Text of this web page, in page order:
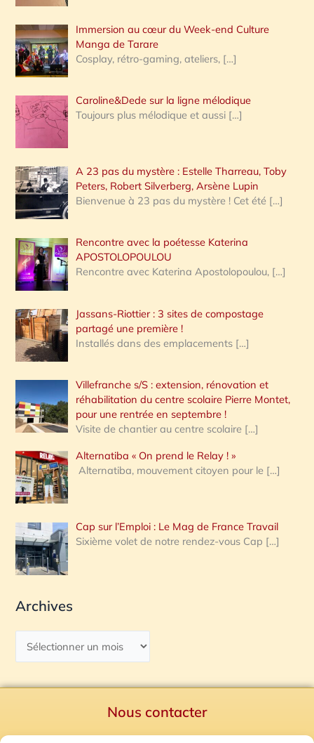
:
Immersion au cœur du Week-end Culture
Manga de Tarare
Cosplay, rétro-gaming, ateliers, […]
Caroline&Dede sur la ligne mélodique
Toujours plus mélodique et aussi […]
A 23 pas du mystère : Estelle Tharreau, Toby
Peters, Robert Silverberg, Arsène Lupin
Bienvenue à 23 pas du mystère ! Cet été […]
Rencontre avec la poétesse Katerina
APOSTOLOPOULOU
Rencontre avec Katerina Apostolopoulou, […]
Jassans-Riottier : 3 sites de compostage
partagé une première !
Installés dans des emplacements […]
Villefranche s/S : extension, rénovation et
réhabilitation du centre scolaire Pierre Montet,
pour une rentrée en septembre !
Visite de chantier au centre scolaire […]
Alternatiba « On prend le Relay ! »
Alternatiba, mouvement citoyen pour le […]
Cap sur l’Emploi : Le Mag de France Travail
Sixième volet de notre rendez-vous Cap […]
Archives
Nous contacter